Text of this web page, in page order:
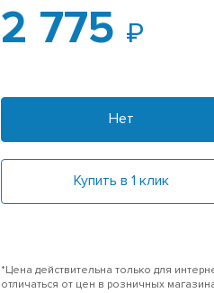
2 775
Нет
Купить в 1 клик
*Цена действительна только для
отличаться от цен в розничных